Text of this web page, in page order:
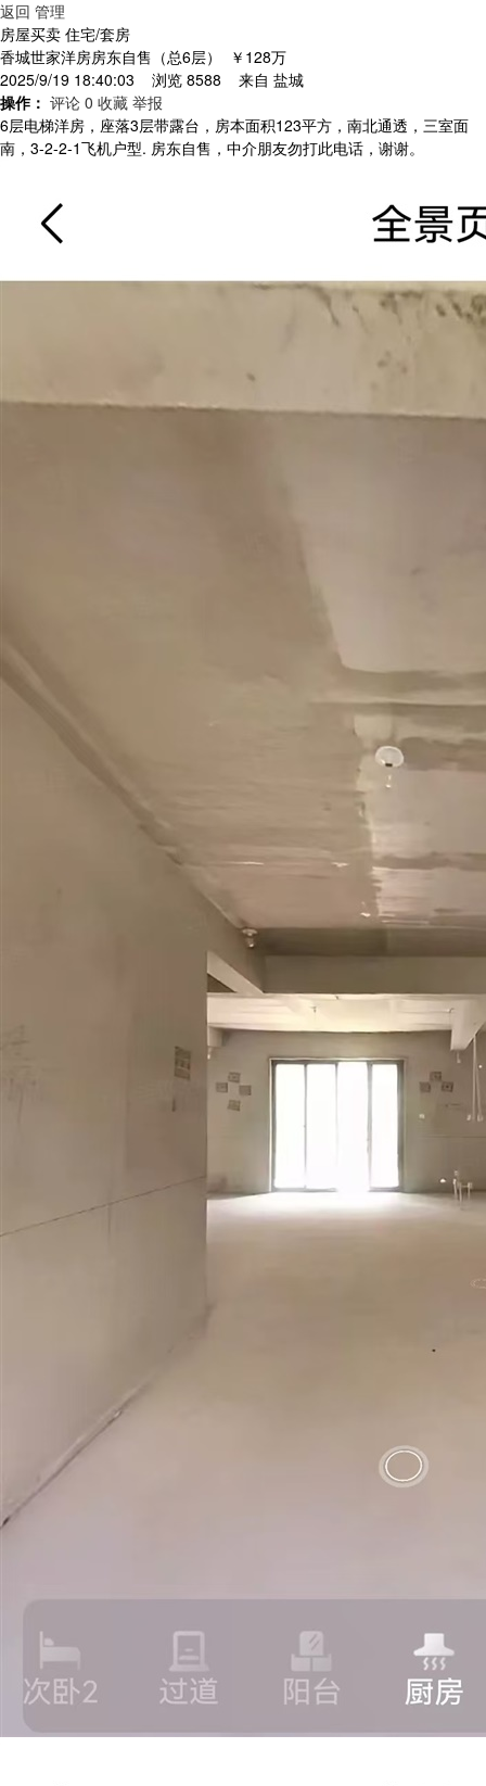
返回 管理
房屋买卖 住宅/套房
香城世家洋房房东自售（总6层）
￥128万
2025/9/19 18:40:03 浏览 8588 来自 盐城
操作： 评论 0 收藏 举报
6层电梯洋房，座落3层带露台，房本面积123平方，南北通透，三室面
南，3-2-2-1飞机户型. 房东自售，中介朋友勿打此电话，谢谢。